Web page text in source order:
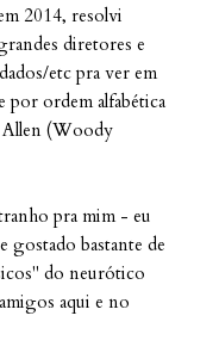
2014, resolvi
diretores e
etc pra ver em
por ordem alfabética
Allen (Woody
pra mim - eu
gostado bastante de
do neurótico
aqui e no